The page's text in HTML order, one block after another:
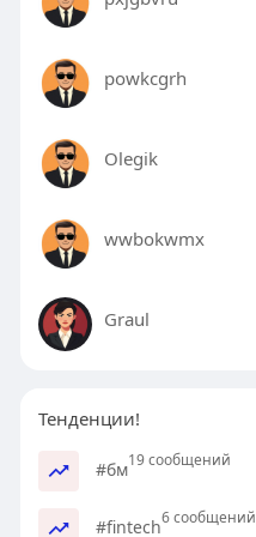
новый этап жизни.
powkcgrh
Olegik
wwbokwmx
Graul
Тенденции!
#бм19 сообщений
#fintech6 сообщений